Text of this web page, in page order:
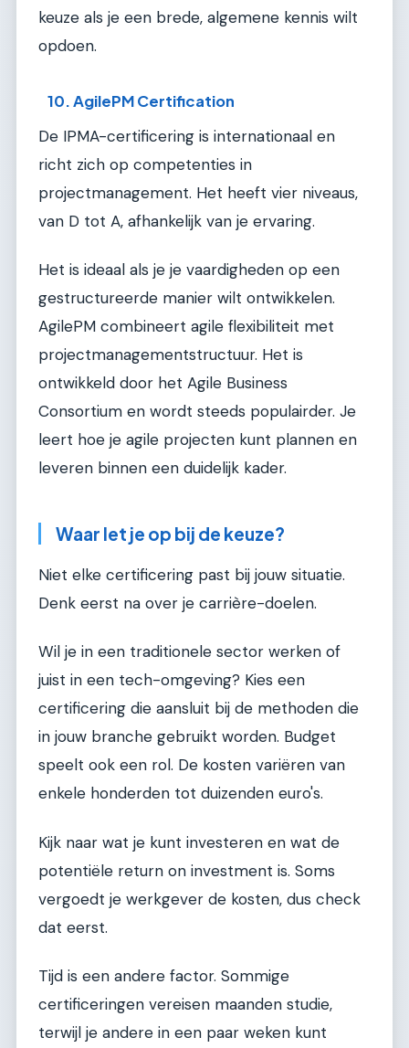
keuze als je een brede, algemene kennis wilt
opdoen.
10. AgilePM Certification
De IPMA-certificering is internationaal en
richt zich op competenties in
projectmanagement. Het heeft vier niveaus,
van D tot A, afhankelijk van je ervaring.
Het is ideaal als je je vaardigheden op een
gestructureerde manier wilt ontwikkelen.
AgilePM combineert agile flexibiliteit met
projectmanagementstructuur. Het is
ontwikkeld door het Agile Business
Consortium en wordt steeds populairder. Je
leert hoe je agile projecten kunt plannen en
leveren binnen een duidelijk kader.
Waar let je op bij de keuze?
Niet elke certificering past bij jouw situatie.
Denk eerst na over je carrière-doelen.
Wil je in een traditionele sector werken of
juist in een tech-omgeving? Kies een
certificering die aansluit bij de methoden die
in jouw branche gebruikt worden. Budget
speelt ook een rol. De kosten variëren van
enkele honderden tot duizenden euro's.
Kijk naar wat je kunt investeren en wat de
potentiële return on investment is. Soms
vergoedt je werkgever de kosten, dus check
dat eerst.
Tijd is een andere factor. Sommige
certificeringen vereisen maanden studie,
terwijl je andere in een paar weken kunt